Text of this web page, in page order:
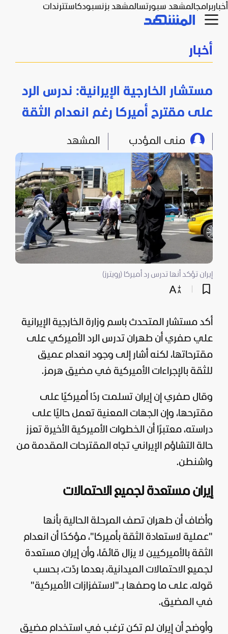
أخباربرامجالمشهد سبورتسالمشهد بزنسبودكاستترندات
أخبار
مستشار الخارجية الإيرانية: ندرس الرد
على مقترح أميركا رغم انعدام الثقة
منى المؤدب المشهد
إيران تؤكد أنها تدرس رد أميركا (رويترز)
أكد مستشار المتحدث باسم وزارة الخارجية الإيرانية
علي صفري أن طهران تدرس الرد الأميركي على
مقترحاتها، لكنه أشار إلى وجود انعدام عميق
للثقة بالإجراءات الأميركية في مضيق هرمز.
وقال صفري إن إيران تسلمت ردًا أميركيًا على
مقترحها، وإن الجهات المعنية تعمل حاليًا على
دراسته، معتبرًا أن الخطوات الأميركية الأخيرة تعزز
حالة التشاؤم الإيراني تجاه المقترحات المقدمة من
واشنطن.
إيران مستعدة لجميع الاحتمالات
وأضاف أن طهران تصف المرحلة الحالية بأنها
"عملية لاستعادة الثقة بأميركا"، مؤكدًا أن انعدام
الثقة بالأميركيين لا يزال قائمًا، وأن إيران مستعدة
لجميع الاحتمالات الميدانية، بعدما ردّت، بحسب
قوله، على ما وصفها بـ"لاستفزازات الأميركية"
في المضيق.
وأوضح أن إيران لم تكن ترغب في استخدام مضيق